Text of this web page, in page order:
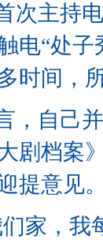
次主持
电“处
时间，
，自己
剧档案
提意见。
家，我